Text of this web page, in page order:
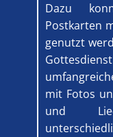
Dazu
Postkarten
genutzt
mit Fotos
und